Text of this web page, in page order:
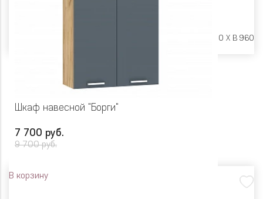
Ш 600 X Г 600 X В 960
Шкаф навесной "Борги"
7 700 руб.
9 700 руб.
В корзину